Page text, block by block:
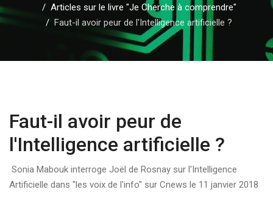
Articles sur le livre "Je Cherche à comprendre"
Faut-il avoir peur de l'Intelligence artificielle ?
Faut-il avoir peur de
l'Intelligence artificielle ?
Sonia Mabouk interroge Joël de Rosnay sur l'Intelligence
Artificielle dans "les voix de l'info" sur Cnews le 11 janvier 2018